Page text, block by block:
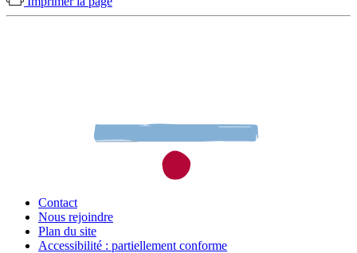
Contact
Nous rejoindre
Plan du site
Accessibilité : partiellement conforme